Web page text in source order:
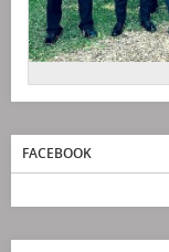
FACEBOOK